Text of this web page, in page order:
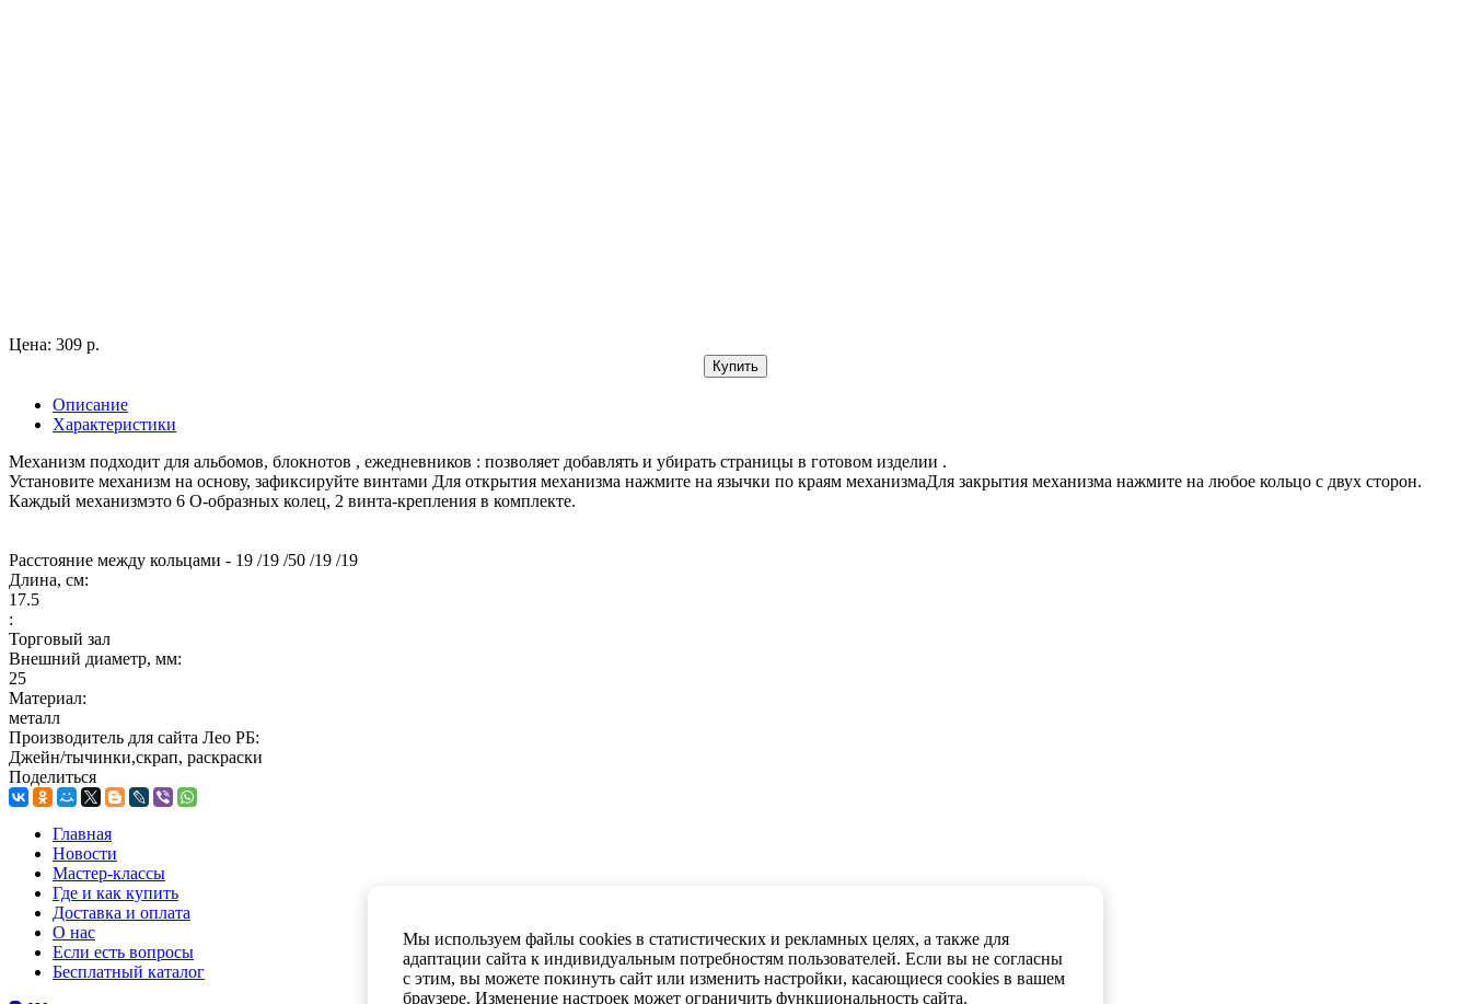
Цена: 309 р.
Купить
Описание
Характеристики
Механизм подходит для альбомов, блокнотов , ежедневников : позволяет добавлять и убирать страницы в готовом изделии .
Установите механизм на основу, зафиксируйте винтами Для открытия механизма нажмите на язычки по краям механизмаДля закрытия механизма нажмите на любое кольцо с двух сторон.
Каждый механизмэто 6 О-образных колец, 2 винта-крепления в комплекте.
Расстояние между кольцами - 19 /19 /50 /19 /19
Длина, см:
17.5
:
Торговый зал
Внешний диаметр, мм:
25
Материал:
металл
Производитель для сайта Лео РБ:
Джейн/тычинки,скрап, раскраски
Поделиться
Главная
Новости
Мастер-классы
Где и как купить
Доставка и оплата
О нас
Если есть вопросы
Бесплатный каталог
Мы используем файлы cookies в статистических и рекламных целях, а также для
адаптации сайта к индивидуальным потребностям пользователей. Если вы не согласны
с этим, вы можете покинуть сайт или изменить настройки, касающиеся cookies в вашем
браузере. Изменение настроек может ограничить функциональность сайта.